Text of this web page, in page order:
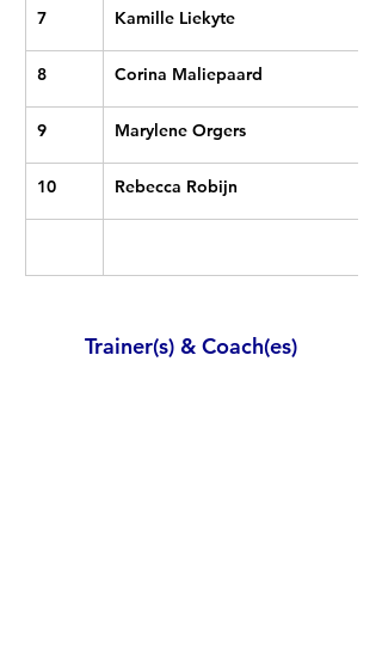
7 Kamille Liekyte
8 Corina Maliepaard
9 Marylene Orgers
10 Rebecca Robijn
Trainer(s) & Coach(es)